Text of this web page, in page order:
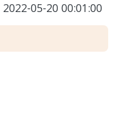
2022-05-20 00:01:00